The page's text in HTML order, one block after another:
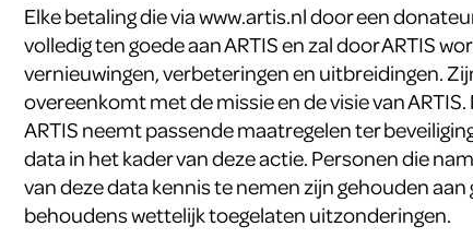
Elke betaling die via www.artis.nl door een
volledig ten goede aan ARTIS en zal door ARTIS
vernieuwingen, verbeteringen en uitbreidingen.
overeenkomt met de missie en de visie van
ARTIS neemt passende maatregelen ter
data in het kader van deze actie. Personen die
van deze data kennis te nemen zijn gehouden
behoudens wettelijk toegelaten uitzonderingen.